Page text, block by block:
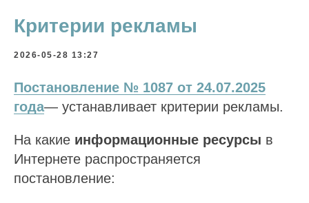
Критерии рекламы
2026-05-28 13:27
Постановление № 1087 от 24.07.2025
года— устанавливает критерии рекламы.
На какие информационные ресурсы в
Интернете распространяется
постановление: